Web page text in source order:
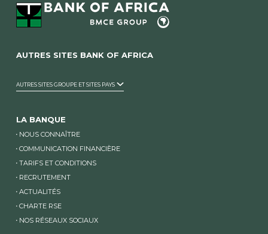
AUTRES SITES BANK OF AFRICA
AUTRES SITES GROUPE ET SITES PAYS
LA BANQUE
NOUS CONNAÎTRE
COMMUNICATION FINANCIÈRE
TARIFS ET CONDITIONS
RECRUTEMENT
ACTUALITÉS
CHARTE RSE
NOS RÉSEAUX SOCIAUX